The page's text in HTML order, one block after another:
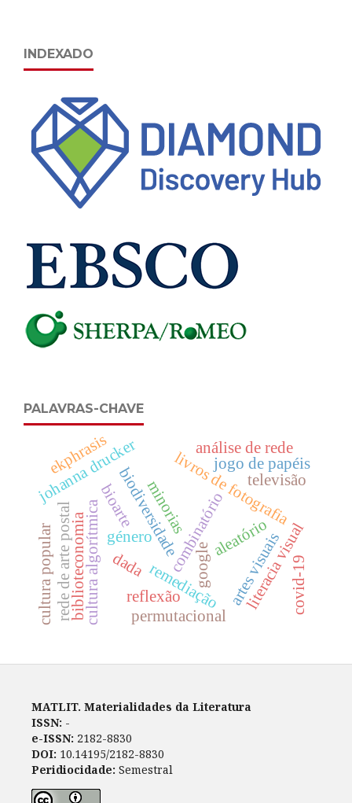
INDEXADO
PALAVRAS-CHAVE
biodiversidade
bioarte combinatório
remediação
google
cultura algorítmica
livros de fotografia
literacia visual
biblioteconomia
johanna drucker
aleatório
análise de rede
reflexão
jogo de papéis
género
rede de arte postal permutacional
dada covid-19
artes visuais
ekphrasis
minorias televisão
cultura popular
MATLIT. Materialidades da Literatura
ISSN: -
e-ISSN: 2182-8830
DOI: 10.14195/2182-8830
Peridiocidade: Semestral